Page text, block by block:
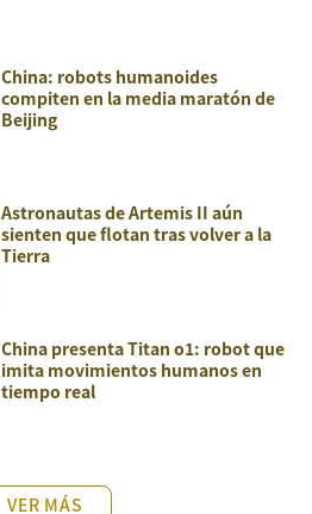
China: robots humanoides
compiten en la media maratón de
Beijing
Astronautas de Artemis II aún
sienten que flotan tras volver a la
Tierra
China presenta Titan o1: robot que
imita movimientos humanos en
tiempo real
VER MÁS